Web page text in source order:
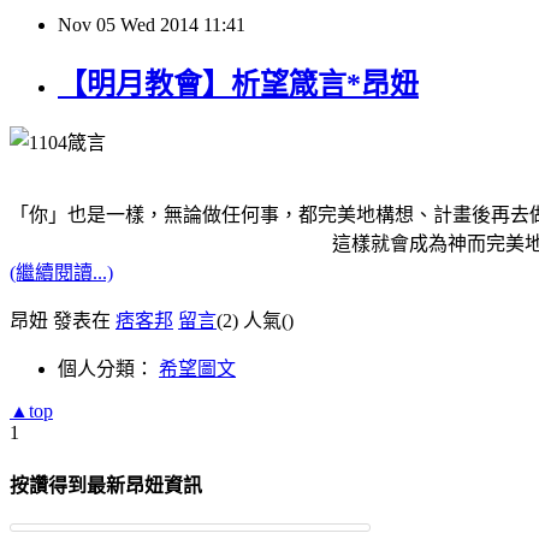
Nov 05 Wed 2014 11:41
【明月教會】析望箴言*昂妞
「你」也是一樣，無論做任何事，都完美地構想、計畫後再去
這樣就會成為神而完美地做
(繼續閱讀...)
昂妞 發表在 痞客邦 留言(2) 人氣()
個人分類： 希望圖文
▲top
1
按讚得到最新昂妞資訊